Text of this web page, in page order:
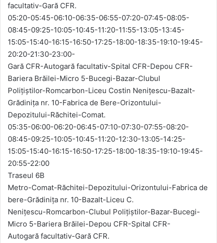
facultativ-Gară CFR.
05:20-05:45-06:10-06:35-06:55-07:20-07:45-08:05-
08:45-09:25-10:05-10:45-11:20-11:55-13:05-13:45-
15:05-15:40-16:15-16:50-17:25-18:00-18:35-19:10-19:45-
20:20-21:30-23:00-
Gară CFR-Autogară facultativ-Spital CFR-Depou CFR-
Bariera Brăilei-Micro 5-Bucegi-Bazar-Clubul
Poliţiştilor-Romcarbon-Liceu Costin Nenițescu-Bazalt-
Grădinița nr. 10-Fabrica de Bere-Orizontului-
Depozitului-Răchitei-Comat.
05:35-06:00-06:20-06:45-07:10-07:30-07:55-08:20-
08:45-09:25-10:05-10:45-11:20-12:30-13:05-14:25-
15:05-15:40-16:15-16:50-17:25-18:00-18:35-19:10-19:45-
20:55-22:00
Traseul 6B
Metro-Comat-Răchitei-Depozitului-Orizontului-Fabrica de
bere-Grădinița nr. 10-Bazalt-Liceu C.
Nenițescu-Romcarbon-Clubul Polițiștilor-Bazar-Bucegi-
Micro 5-Bariera Brăilei-Depou CFR-Spital CFR-
Autogară facultativ-Gară CFR.